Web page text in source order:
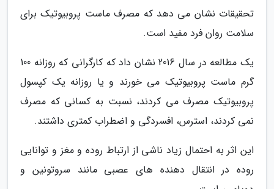
تحقیقات نشان می دهد که مصرف ماست پروبیوتیک برای
سلامت روان فرد مفید است.
یک مطالعه در سال 2016 نشان داد که کارگرانی که روزانه 100
گرم ماست پروبیوتیک می خورند و یا روزانه یک کپسول
پروبیوتیک مصرف می کردند، نسبت به کسانی که مصرف
نمی کردند، استرس، افسردگی و اضطراب کمتری داشتند.
این اثر به احتمال زیاد ناشی از ارتباط روده و مغز و توانایی
روده در انتقال دهنده های عصبی مانند سروتونین و